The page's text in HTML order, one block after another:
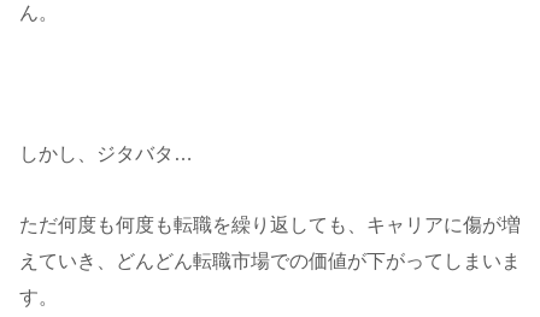
ん。
しかし、ジタバタ…
ただ何度も何度も転職を繰り返しても、キャリアに傷が増
えていき、どんどん転職市場での価値が下がってしまいま
す。